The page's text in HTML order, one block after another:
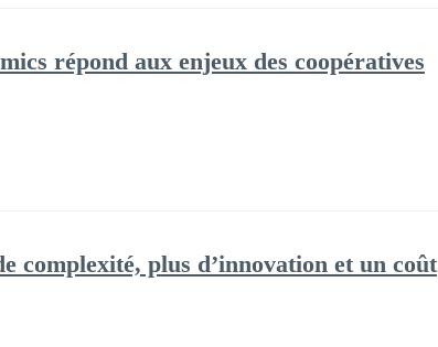
répond aux enjeux des coopératives
complexité, plus d’innovation et un coût